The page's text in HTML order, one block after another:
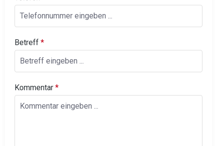
Betreff *
Kommentar *